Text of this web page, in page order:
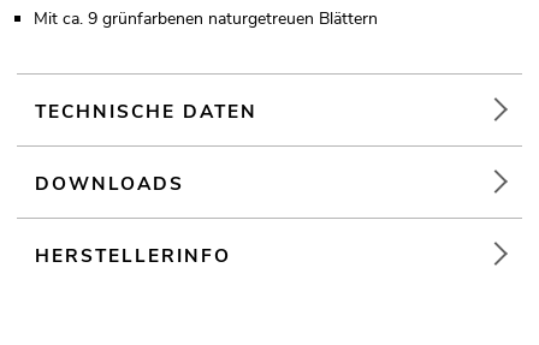
Mit ca. 9 grünfarbenen naturgetreuen Blättern
TECHNISCHE DATEN
DOWNLOADS
HERSTELLERINFO